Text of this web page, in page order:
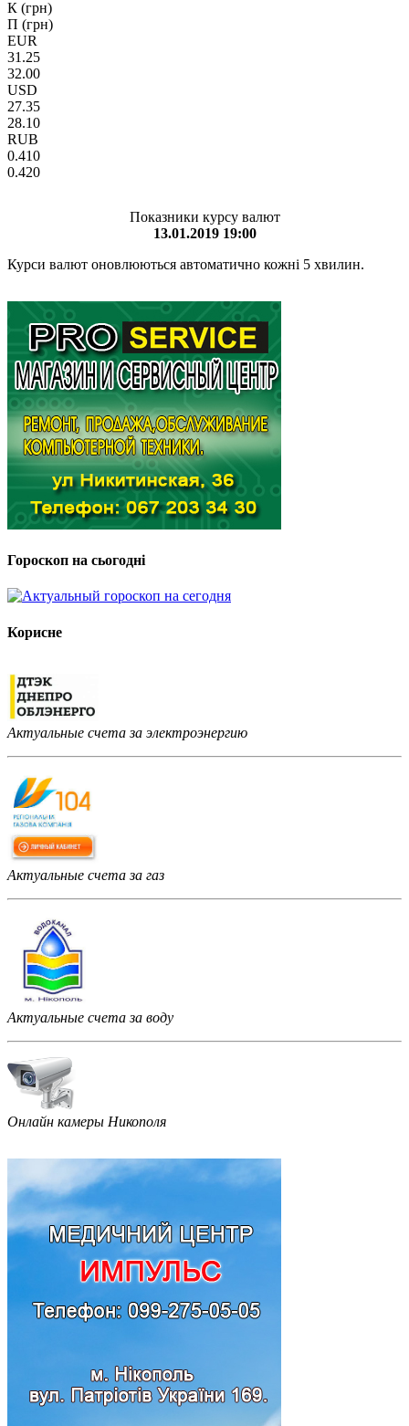
К (грн)
П (грн)
EUR
31.25
32.00
USD
27.35
28.10
RUB
0.410
0.420
Показники курсу валют
13.01.2019 19:00
Курси валют оновлюються автоматично кожні 5 хвилин.
Гороскоп на сьогодні
Корисне
Актуальные счета за электроэнергию
Актуальные счета за газ
Актуальные счета за воду
Онлайн камеры Никополя